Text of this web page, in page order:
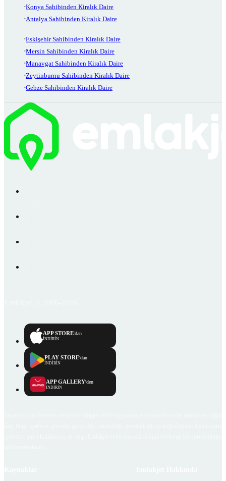
Konya Sahibinden Kiralık Daire
Antalya Sahibinden Kiralık Daire
Eskişehir Sahibinden Kiralık Daire
Mersin Sahibinden Kiralık Daire
Manavgat Sahibinden Kiralık Daire
Zeytinburnu Sahibinden Kiralık Daire
Gebze Sahibinden Kiralık Daire
APP STORE'dan
İNDİRİN
PLAY STORE'dan
İNDİRİN
APP GALLERY'den
İNDİRİN